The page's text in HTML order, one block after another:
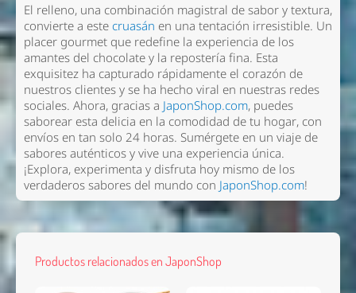
El relleno, una combinación magistral de sabor y textura,
convierte a estecruasán en una tentación irresistible. Un
placer gourmet que redefine la experiencia de los
amantes del chocolate y la repostería fina. Esta
exquisitez ha capturado rápidamente el corazón de
nuestros clientes y se ha hecho viral en nuestras redes
sociales. Ahora, gracias a JaponShop.com, puedes
saborear esta delicia en la comodidad de tu hogar, con
envíos en tan solo 24 horas. Sumérgete en un viaje de
sabores auténticos y vive una experiencia única.
¡Explora, experimenta y disfruta hoy mismo de los
verdaderos sabores del mundo con JaponShop.com!
Productos relacionados en JaponShop